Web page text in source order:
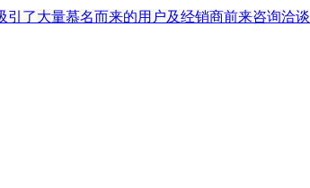
了大量慕名而来的用户及经销商前来咨询洽谈